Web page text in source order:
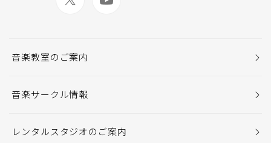
音楽教室のご案内
音楽サークル情報
レンタルスタジオのご案内